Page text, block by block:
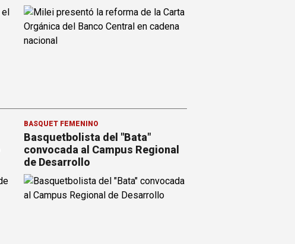
BÁSQUET FEMENINO
Basquetbolista del "Bata"
convocada al Campus Regional
de Desarrollo